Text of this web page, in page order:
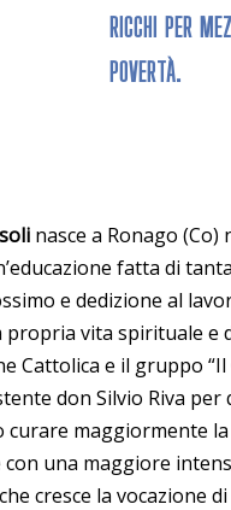
RICCHI PER
POVERTÀ.
nasce a Ronago (Co)
fatta di
e dedizione al
propria vita spirituale e
Cattolica e il gruppo “Il
don Silvio Riva per
curare maggiormente
una maggiore
cresce la vocazione